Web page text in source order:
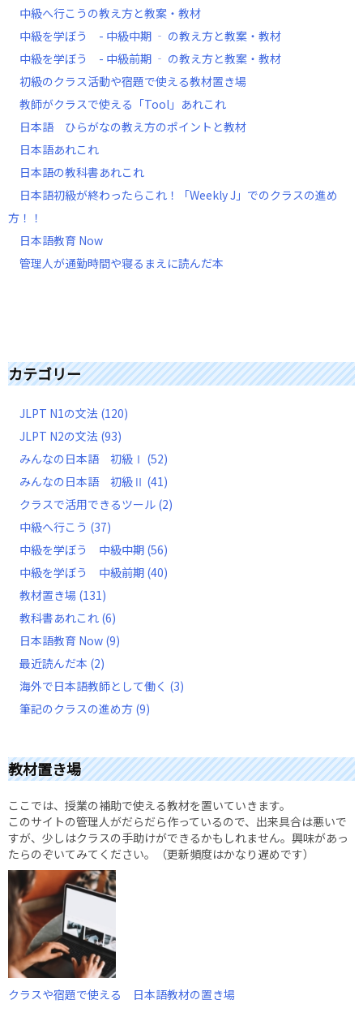
中級へ行こうの教え方と教案・教材
中級を学ぼう - 中級中期 ‐ の教え方と教案・教材
中級を学ぼう - 中級前期 ‐ の教え方と教案・教材
初級のクラス活動や宿題で使える教材置き場
教師がクラスで使える「Tool」あれこれ
日本語 ひらがなの教え方のポイントと教材
日本語あれこれ
日本語の教科書あれこれ
日本語初級が終わったらこれ！「Weekly J」でのクラスの進め
方！！
日本語教育 Now
管理人が通勤時間や寝るまえに読んだ本
カテゴリー
JLPT N1の文法 (120)
JLPT N2の文法 (93)
みんなの日本語 初級Ⅰ (52)
みんなの日本語 初級Ⅱ (41)
クラスで活用できるツール (2)
中級へ行こう (37)
中級を学ぼう 中級中期 (56)
中級を学ぼう 中級前期 (40)
教材置き場 (131)
教科書あれこれ (6)
日本語教育 Now (9)
最近読んだ本 (2)
海外で日本語教師として働く (3)
筆記のクラスの進め方 (9)
教材置き場
ここでは、授業の補助で使える教材を置いていきます。
このサイトの管理人がだらだら作っているので、出来具合は悪いで
すが、少しはクラスの手助けができるかもしれません。興味があっ
たらのぞいてみてください。（更新頻度はかなり遅めです）
クラスや宿題で使える 日本語教材の置き場